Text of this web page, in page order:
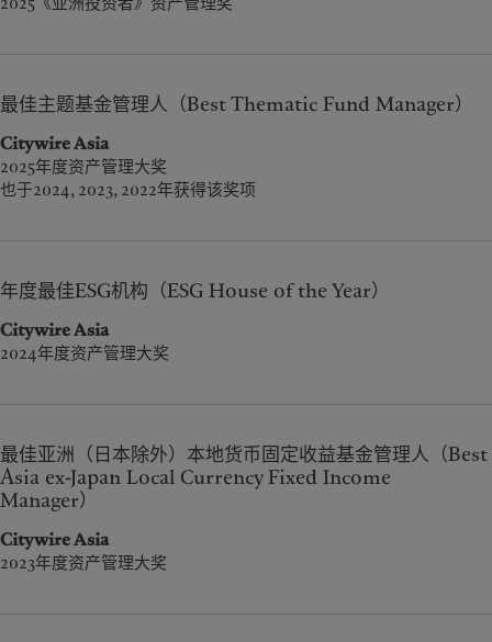
最佳主题基金管理人（Best Thematic Fund Manager）
Citywire Asia
2025年度资产管理大奖
也于2024, 2023, 2022年获得该奖项
年度最佳ESG机构（ESG House of the Year）
Citywire Asia
2024年度资产管理大奖
最佳亚洲（日本除外）本地货币固定收益基金管理人（Best
Asia ex-Japan Local Currency Fixed Income
Manager）
Citywire Asia
2023年度资产管理大奖